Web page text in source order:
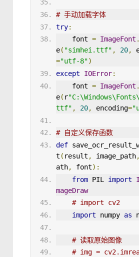
# 手动加载字体
try:
font = ImageFont
e( "simhei.ttf" , 20,
="utf-8")
except
IOError:
    font
= ImageFont
e( r
ttf" , 20, encoding=
# 自定义保存函数
def
t ( result , image_path,
ath, font) :
from PIL import
mageDraw
# import cv2
import numpy as
# 读取原始图像
# img =